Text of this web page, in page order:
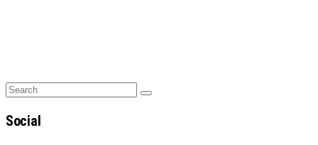
Search
Search
Social